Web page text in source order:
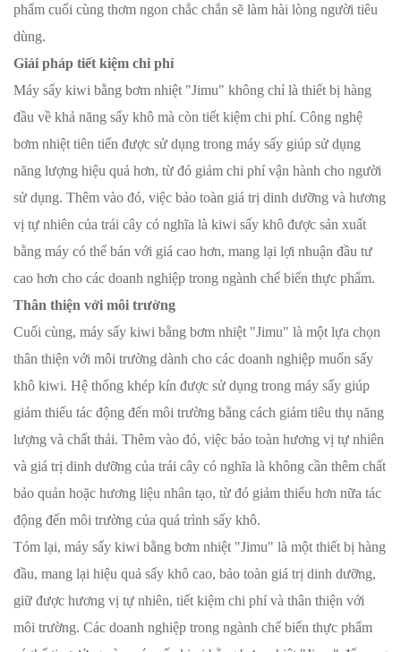
phẩm cuối cùng thơm ngon chắc chắn sẽ làm hài lòng người tiêu
dùng.
Giải pháp tiết kiệm chi phí
Máy sấy kiwi bằng bơm nhiệt "Jimu" không chỉ là thiết bị hàng
đầu về khả năng sấy khô mà còn tiết kiệm chi phí. Công nghệ
bơm nhiệt tiên tiến được sử dụng trong máy sấy giúp sử dụng
năng lượng hiệu quả hơn, từ đó giảm chi phí vận hành cho người
sử dụng. Thêm vào đó, việc bảo toàn giá trị dinh dưỡng và hương
vị tự nhiên của trái cây có nghĩa là kiwi sấy khô được sản xuất
bằng máy có thể bán với giá cao hơn, mang lại lợi nhuận đầu tư
cao hơn cho các doanh nghiệp trong ngành chế biến thực phẩm.
Thân thiện với môi trường
Cuối cùng, máy sấy kiwi bằng bơm nhiệt "Jimu" là một lựa chọn
thân thiện với môi trường dành cho các doanh nghiệp muốn sấy
khô kiwi. Hệ thống khép kín được sử dụng trong máy sấy giúp
giảm thiểu tác động đến môi trường bằng cách giảm tiêu thụ năng
lượng và chất thải. Thêm vào đó, việc bảo toàn hương vị tự nhiên
và giá trị dinh dưỡng của trái cây có nghĩa là không cần thêm chất
bảo quản hoặc hương liệu nhân tạo, từ đó giảm thiểu hơn nữa tác
động đến môi trường của quá trình sấy khô.
Tóm lại, máy sấy kiwi bằng bơm nhiệt "Jimu" là một thiết bị hàng
đầu, mang lại hiệu quả sấy khô cao, bảo toàn giá trị dinh dưỡng,
giữ được hương vị tự nhiên, tiết kiệm chi phí và thân thiện với
môi trường. Các doanh nghiệp trong ngành chế biến thực phẩm